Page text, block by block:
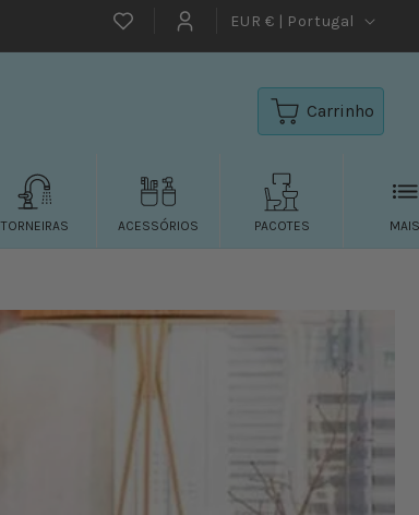
Favoritos Iniciar
sessão
EUR € | Portugal
TORNEIRAS ACESSÓRIOS PACOTES MAIS
Carrinho